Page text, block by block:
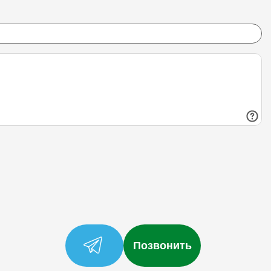
Позвонить